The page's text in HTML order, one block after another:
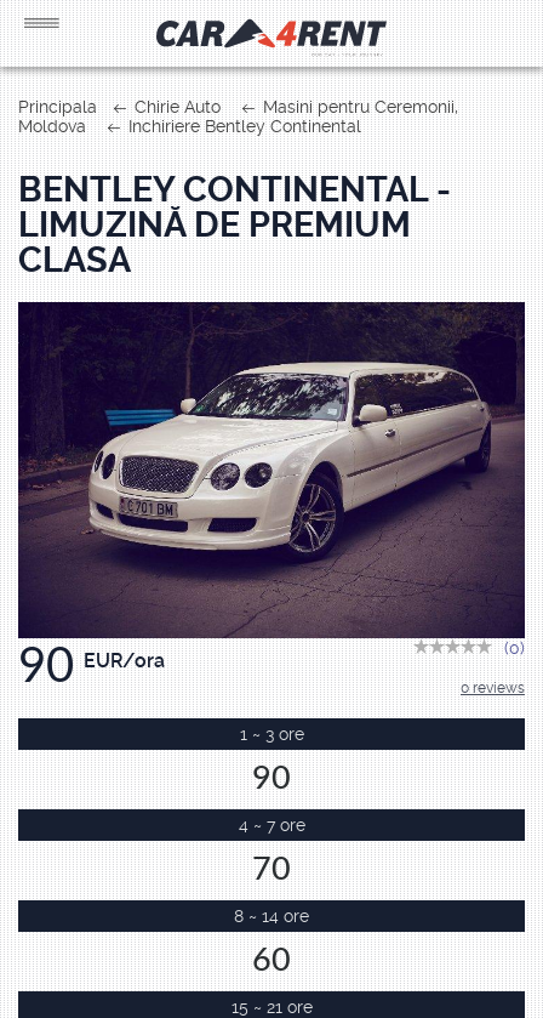
Principala Chirie Auto
Masini pentru Ceremonii,
Moldova
Inchiriere Bentley Continental
BENTLEY CONTINENTAL -
LIMUZINĂ DE PREMIUM
CLASA
90 EUR/ora
(0)
0 reviews
1 ~ 3 ore
90
4 ~ 7 ore
70
8 ~ 14 ore
60
15 ~ 21 ore